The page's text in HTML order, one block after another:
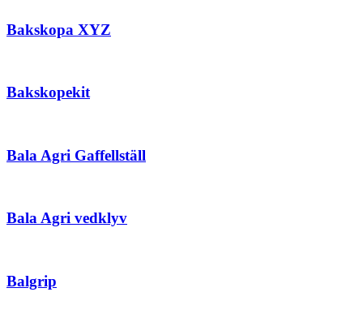
Bakskopa XYZ
Bakskopekit
Bala Agri Gaffellställ
Bala Agri vedklyv
Balgrip